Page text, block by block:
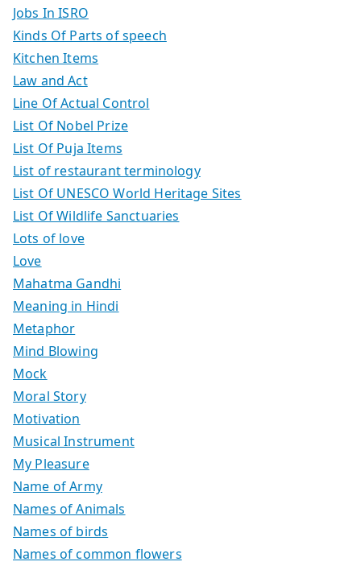
Jobs In ISRO
Kinds Of Parts of speech
Kitchen Items
Law and Act
Line Of Actual Control
List Of Nobel Prize
List Of Puja Items
List of restaurant terminology
List Of UNESCO World Heritage Sites
List Of Wildlife Sanctuaries
Lots of love
Love
Mahatma Gandhi
Meaning in Hindi
Metaphor
Mind Blowing
Mock
Moral Story
Motivation
Musical Instrument
My Pleasure
Name of Army
Names of Animals
Names of birds
Names of common flowers